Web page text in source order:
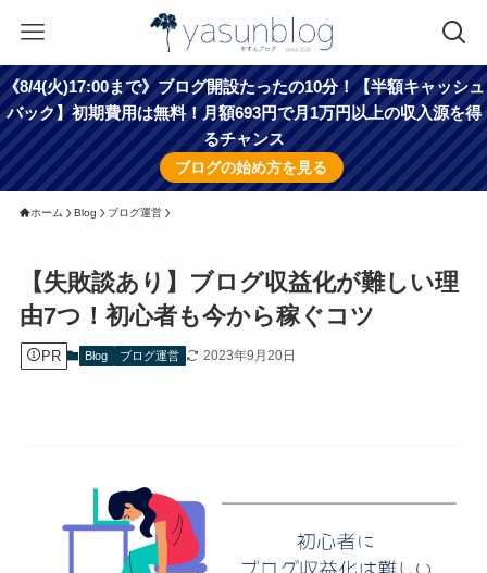
《8/4(火)17:00まで》ブログ開設たったの10分！【半額キャッシュ
バック】初期費用は無料！月額693円で月1万円以上の収入源を得
るチャンス
ブログの始め方を見る
ホーム Blog ブログ運営
【失敗談あり】ブログ収益化が難しい理
由7つ！初心者も今から稼ぐコツ
PR Blog ブログ運営 2023年9月20日